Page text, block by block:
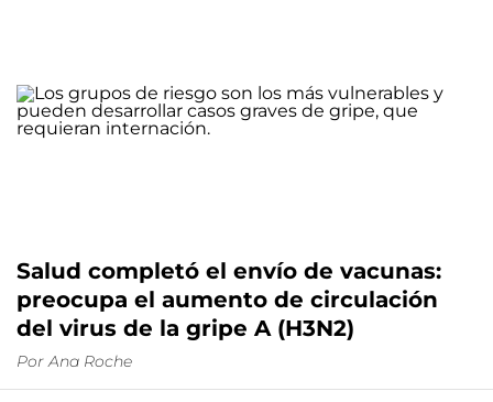
Salud completó el envío de vacunas:
preocupa el aumento de circulación
del virus de la gripe A (H3N2)
Por Ana Roche